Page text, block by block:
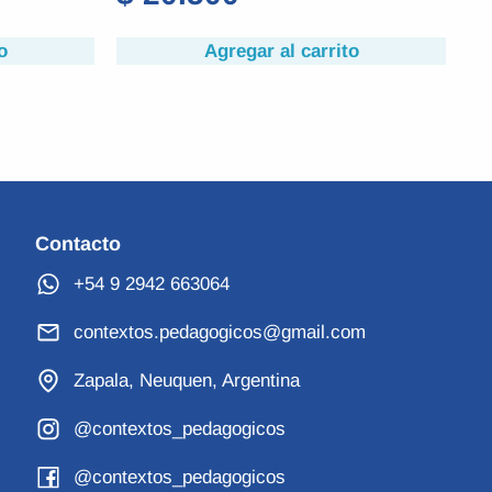
Agregar al carrito
Contacto
+54 9 2942 663064
contextos.pedagogicos@gmail.com
Zapala, Neuquen, Argentina
@contextos_pedagogicos
@contextos_pedagogicos